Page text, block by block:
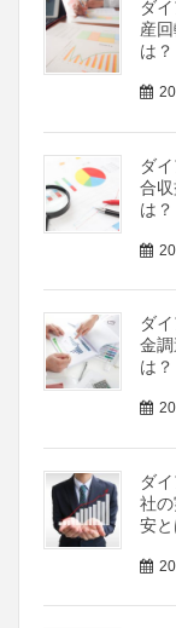
ダ
産
は？
ダ
合
は？
ダ
金
は？
ダ
社
安と